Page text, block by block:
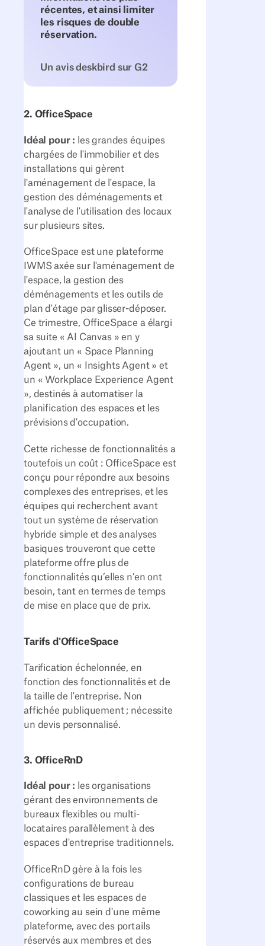
récentes, et ainsi limiter
les risques de double
réservation.
Un avis deskbird sur G2
2. OfficeSpace
Idéal pour : les grandes équipes
chargées de l'immobilier et des
installations qui gèrent
l'aménagement de l'espace, la
gestion des déménagements et
l'analyse de l'utilisation des locaux
sur plusieurs sites.
OfficeSpace est une plateforme
IWMS axée sur l'aménagement de
l'espace, la gestion des
déménagements et les outils de
plan d'étage par glisser-déposer.
Ce trimestre, OfficeSpace a élargi
sa suite « AI Canvas » en y
ajoutant un « Space Planning
Agent », un « Insights Agent » et
un « Workplace Experience Agent
», destinés à automatiser la
planification des espaces et les
prévisions d'occupation.
Cette richesse de fonctionnalités a
toutefois un coût : OfficeSpace est
conçu pour répondre aux besoins
complexes des entreprises, et les
équipes qui recherchent avant
tout un système de réservation
hybride simple et des analyses
basiques trouveront que cette
plateforme offre plus de
fonctionnalités qu’elles n’en ont
besoin, tant en termes de temps
de mise en place que de prix.
Tarifs d'OfficeSpace
Tarification échelonnée, en
fonction des fonctionnalités et de
la taille de l'entreprise. Non
affichée publiquement ; nécessite
un devis personnalisé.
3. OfficeRnD
Idéal pour : les organisations
gérant des environnements de
bureaux flexibles ou multi-
locataires parallèlement à des
espaces d'entreprise traditionnels.
OfficeRnD gère à la fois les
configurations de bureau
classiques et les espaces de
coworking au sein d'une même
plateforme, avec des portails
réservés aux membres et des